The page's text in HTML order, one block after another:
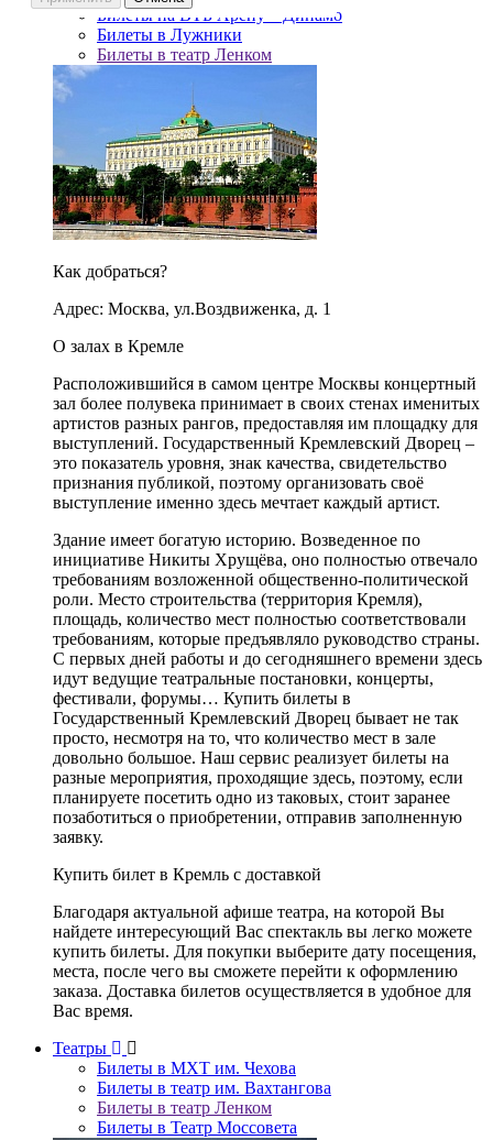
Билеты на ВТБ Арену – Динамо
Билеты в Лужники
Билеты в театр Ленком
Как добраться?
Адрес: Москва, ул.Воздвиженка, д. 1
О залах в Кремле
Расположившийся в самом центре Москвы концертный
зал более полувека принимает в своих стенах именитых
артистов разных рангов, предоставляя им площадку для
выступлений. Государственный Кремлевский Дворец –
это показатель уровня, знак качества, свидетельство
признания публикой, поэтому организовать своё
выступление именно здесь мечтает каждый артист.
Здание имеет богатую историю. Возведенное по
инициативе Никиты Хрущёва, оно полностью отвечало
требованиям возложенной общественно-политической
роли. Место строительства (территория Кремля),
площадь, количество мест полностью соответствовали
требованиям, которые предъявляло руководство страны.
С первых дней работы и до сегодняшнего времени здесь
идут ведущие театральные постановки, концерты,
фестивали, форумы… Купить билеты в
Государственный Кремлевский Дворец бывает не так
просто, несмотря на то, что количество мест в зале
довольно большое. Наш сервис реализует билеты на
разные мероприятия, проходящие здесь, поэтому, если
планируете посетить одно из таковых, стоит заранее
позаботиться о приобретении, отправив заполненную
заявку.
Купить билет в Кремль с доставкой
Благодаря актуальной афише театра, на которой Вы
найдете интересующий Вас спектакль вы легко можете
купить билеты. Для покупки выберите дату посещения,
места, после чего вы сможете перейти к оформлению
заказа. Доставка билетов осуществляется в удобное для
Вас время.
Театры
Билеты в МХТ им. Чехова
Билеты в театр им. Вахтангова
Билеты в театр Ленком
Билеты в Театр Моссовета